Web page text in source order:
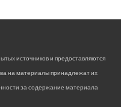
источников и предоставляются
на материалы принадлежат их
за содержание материала